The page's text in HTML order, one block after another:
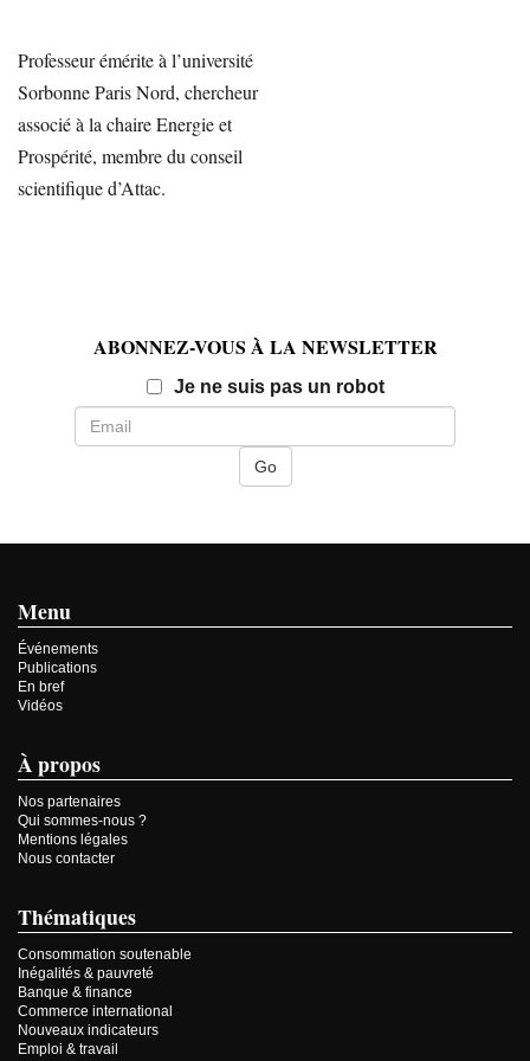
Professeur émérite à l’université
Sorbonne Paris Nord, chercheur
associé à la chaire Energie et
Prospérité, membre du conseil
scientifique d’Attac.
ABONNEZ-VOUS À LA NEWSLETTER
Je ne suis pas un robotEmail
Menu
Événements
Publications
En bref
Vidéos
À propos
Nos partenaires
Qui sommes-nous ?
Mentions légales
Nous contacter
Thématiques
Consommation soutenable
Inégalités & pauvreté
Banque & finance
Commerce international
Nouveaux indicateurs
Emploi & travail